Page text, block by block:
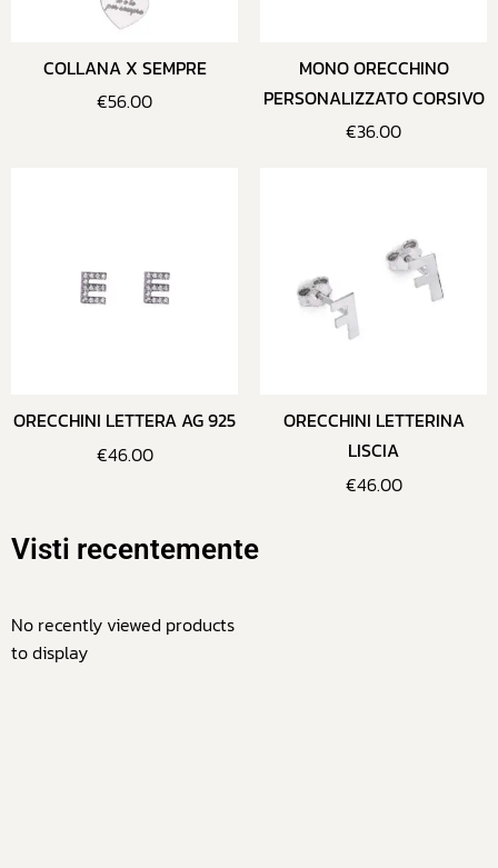
COLLANA X SEMPRE
€56.00
MONO ORECCHINO
PERSONALIZZATO CORSIVO
€36.00
ORECCHINI LETTERA AG 925
€46.00
ORECCHINI LETTERINA
LISCIA
€46.00
Visti recentemente
No recently viewed products
to display